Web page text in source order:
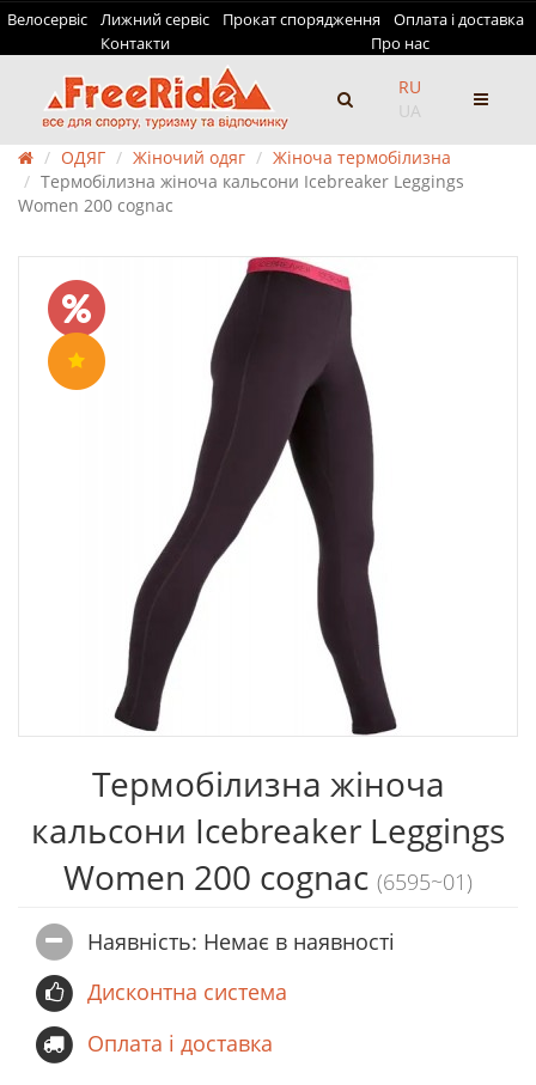
Велосервіс Лижний сервіс Прокат спорядження
Оплата і доставка
Контакти
Про нас
RU
UA
ОДЯГ Жіночий одяг
Жіноча термобілизна
Термобілизна жіноча кальсони Icebreaker Leggings
Women 200 cognac
Термобілизна жіноча
кальсони Icebreaker Leggings
Women 200 cognac (6595~01)
Наявність: Немає в наявностi
Дисконтна система
Оплата і доставка